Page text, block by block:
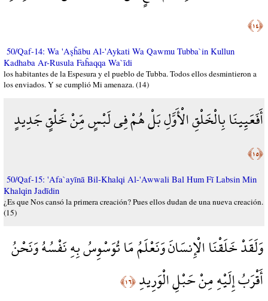
﴿١٤﴾
50/Qaf-14: Wa 'Aşĥābu Al-'Aykati Wa Qawmu Tubba`in Kullun
Kadhaba Ar-Rusula Faĥaqqa Wa`īdi
los habitantes de la Espesura y el pueblo de Tubba. Todos ellos desmintieron a
los enviados. Y se cumplió Mi amenaza. (14)
أَفَعَيِينَا بِالْخَلْقِ الْأَوَّلِ بَلْ هُمْ فِي لَبْسٍ مِّنْ خَلْقٍ جَدِيدٍ
﴿١٥﴾
50/Qaf-15: 'Afa`ayīnā Bil-Khalqi Al-'Awwali Bal Hum Fī Labsin Min
Khalqin Jadīdin
¿Es que Nos cansó la primera creación? Pues ellos dudan de una nueva creación.
(15)
وَلَقَدْ خَلَقْنَا الْإِنسَانَ وَنَعْلَمُ مَا تُوَسْوِسُ بِهِ نَفْسُهُ وَنَحْنُ
أَقْرَبُ إِلَيْهِ مِنْ حَبْلِ الْوَرِيدِ﴿١٦﴾